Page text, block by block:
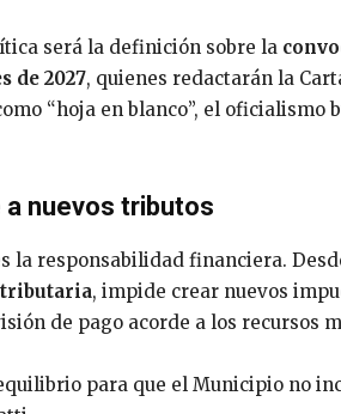
será la definición sobre la
de 2027, quienes redactarán la
“hoja en blanco”, el oficialismo
nuevos tributos
la responsabilidad financiera.
, impide crear nuevos
de pago acorde a los recursos
para que el Municipio no